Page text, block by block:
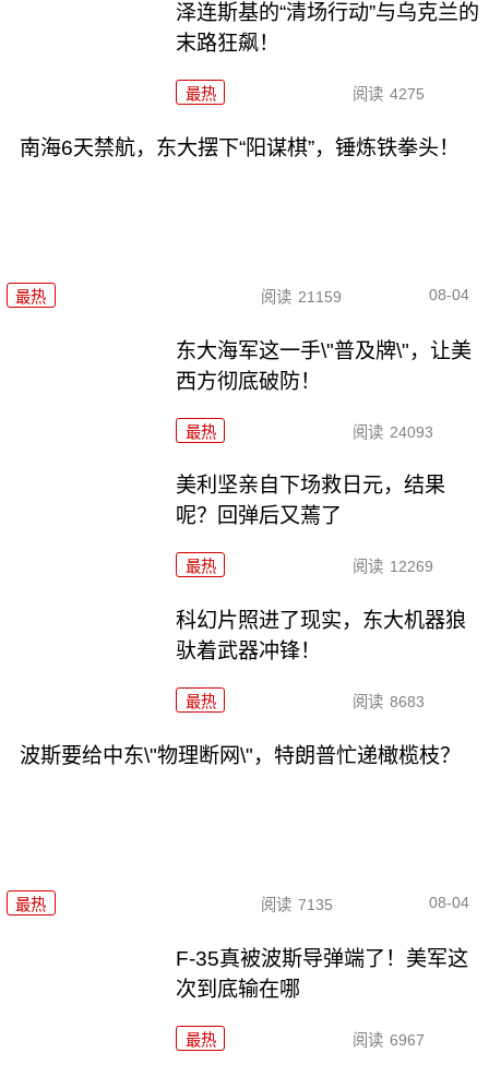
泽连斯基的“清场行动”与乌克兰的
末路狂飙！
最热 阅读 4275
南海6天禁航，东大摆下“阳谋棋”，锤炼铁拳头！
最热 阅读 21159 08-04
东大海军这一手\"普及牌\"，让美
西方彻底破防！
最热 阅读 24093
美利坚亲自下场救日元，结果
呢？回弹后又蔫了
最热 阅读 12269
科幻片照进了现实，东大机器狼
驮着武器冲锋！
最热 阅读 8683
波斯要给中东\"物理断网\"，特朗普忙递橄榄枝？
最热 阅读 7135 08-04
F-35真被波斯导弹端了！美军这
次到底输在哪
最热 阅读 6967